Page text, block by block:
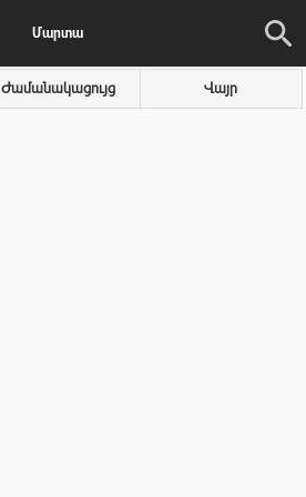
Մարտա
Ժամանակացույց Վայր